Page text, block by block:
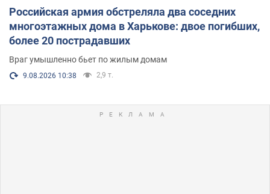
Российская армия обстреляла два соседних
многоэтажных дома в Харькове: двое погибших,
более 20 пострадавших
Враг умышленно бьет по жилым домам
9.08.2026 10:38 2,9 т.